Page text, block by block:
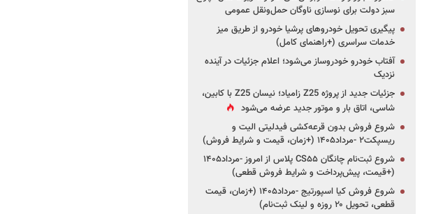
سبز دولت برای نوسازی ناوگان حمل‌ونقل عمومی
پیگیری تحویل خودروهای پرشیا خودرو از طریق میز
خدمات سراسری (+راهنمای کامل)
آفتاب خودرو خودروساز می‌شود؛ اعلام جزئیات در آینده
نزدیک
جزئیات جدید از پروژه Z25 زامیاد؛ نیسان Z25 با کابین،
شاسی، اتاق بار و موتور جدید عرضه می‌شود
شروع فروش بدون قرعه‌کشی فیدلیتی الیت و
ریسپکت۲ -مرداد۱۴۰۵ (+زمان، قیمت و شرایط فروش)
شروع ثبت‌نام چانگان CS۵۵ پلاس از امروز -مرداد۱۴۰۵
(+قیمت، پیش‌پرداخت و شرایط فروش قطعی)
شروع فروش کیا اسپورتیج -مرداد۱۴۰۵ (+زمان، قیمت
قطعی، تحویل ۲۰ روزه و لینک ثبت‌نام)